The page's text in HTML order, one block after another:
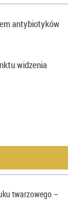
antybiotyków
widzenia
twarzowego –